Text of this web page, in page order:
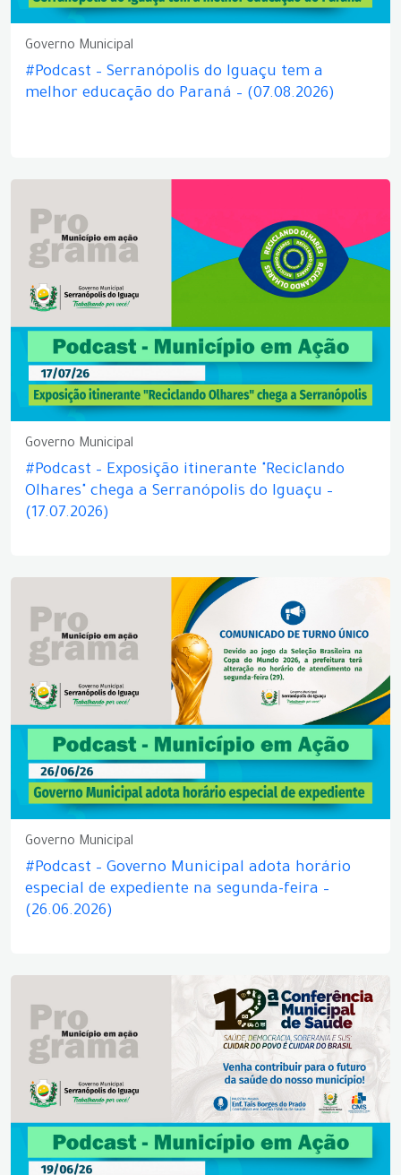
Governo Municipal
#Podcast – Serranópolis do Iguaçu tem a
melhor educação do Paraná – (07.08.2026)
Governo Municipal
#Podcast – Exposição itinerante "Reciclando
Olhares" chega a Serranópolis do Iguaçu –
(17.07.2026)
Governo Municipal
#Podcast – Governo Municipal adota horário
especial de expediente na segunda-feira –
(26.06.2026)